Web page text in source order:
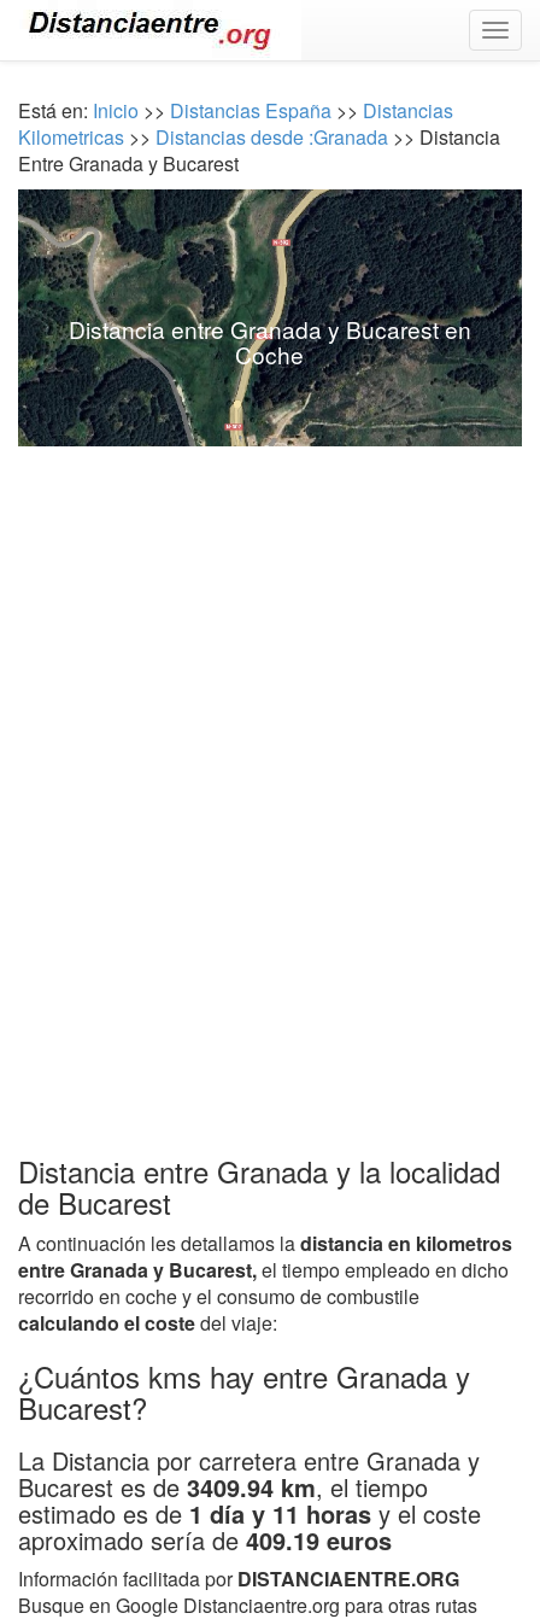
Está en: Inicio >> Distancias España >> Distancias
Kilometricas >> Distancias desde :Granada >> Distancia
Entre Granada y Bucarest
Distancia entre Granada y Bucarest en
Coche
Distancia entre Granada y la localidad
de Bucarest
A continuación les detallamos ladistancia en kilometros
entre Granada y Bucarest,el tiempo empleado en dicho
recorrido en coche y el consumo de combustile
calculando el costedel viaje:
¿Cuántos kms hay entre Granada y
Bucarest?
La Distancia por carretera entre Granada y
Bucarest es de 3409.94 km, el tiempo
estimado es de 1 día y 11 horas y el coste
aproximado sería de 409.19 euros
Información facilitada porDISTANCIAENTRE.ORG
Busque en Google Distanciaentre.org para otras rutas